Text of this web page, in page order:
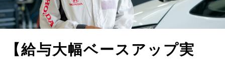
【給与大幅ベースアップ実